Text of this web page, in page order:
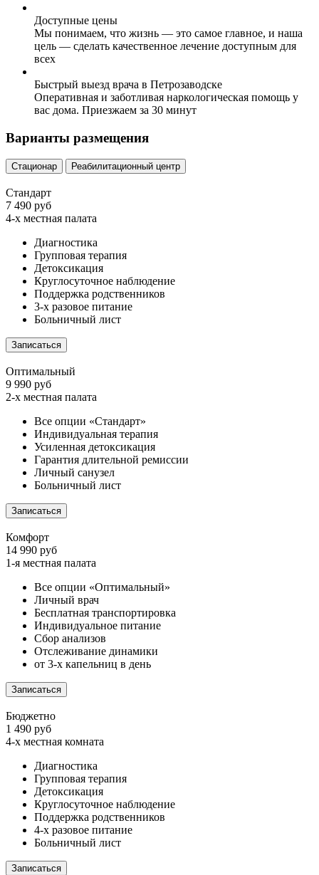
Доступные цены
Мы понимаем, что жизнь — это самое главное, и наша
цель — сделать качественное лечение доступным для
всех
Быстрый выезд врача в Петрозаводске
Оперативная и заботливая наркологическая помощь у
вас дома. Приезжаем за 30 минут
Варианты размещения
Стационар Реабилитационный центр
Стандарт
7 490 руб
4-х местная палата
Диагностика
Групповая терапия
Детоксикация
Круглосуточное наблюдение
Поддержка родственников
3-х разовое питание
Больничный лист
Записаться
Оптимальный
9 990 руб
2-х местная палата
Все опции «Стандарт»
Индивидуальная терапия
Усиленная детоксикация
Гарантия длительной ремиссии
Личный санузел
Больничный лист
Записаться
Комфорт
14 990 руб
1-я местная палата
Все опции «Оптимальный»
Личный врач
Бесплатная транспортировка
Индивидуальное питание
Сбор анализов
Отслеживание динамики
от 3-х капельниц в день
Записаться
Бюджетно
1 490 руб
4-х местная комната
Диагностика
Групповая терапия
Детоксикация
Круглосуточное наблюдение
Поддержка родственников
4-х разовое питание
Больничный лист
Записаться